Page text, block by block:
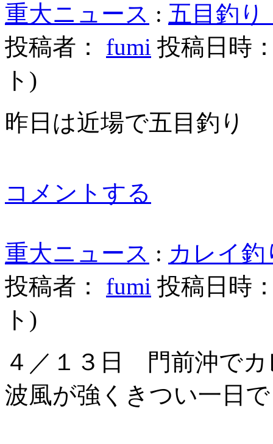
重大ニュース : 五目釣
投稿者： fumi 投稿日時
ト )
昨日は近場で五目釣り
コメントする
重大ニュース : カレイ
投稿者： fumi 投稿日時
ト )
４／１３日 門前沖でカ
波風が強くきつい一日